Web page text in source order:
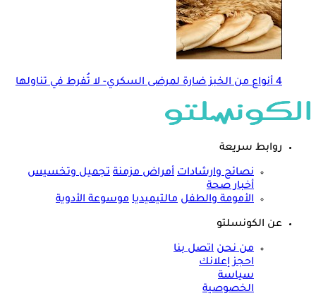
4 أنواع من الخبز ضارة لمرضى السكري- لا تُفرط في تناولها
روابط سريعة
نصائح وارشادات أمراض مزمنة تجميل وتخسيس
أخبار صحة
الأمومة والطفل مالتيميديا موسوعة الأدوية
عن الكونسلتو
من نحن اتصل بنا
احجز إعلانك
سياسة
الخصوصية